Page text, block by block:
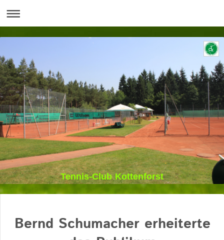
Tennis-Club Kottenforst
Bernd Schumacher erheiterte